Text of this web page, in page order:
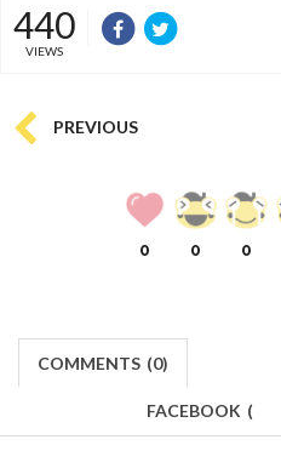
440
VIEWS
PREVIOUS
0 0 0
COMMENTS (0)
FACEBOOK (